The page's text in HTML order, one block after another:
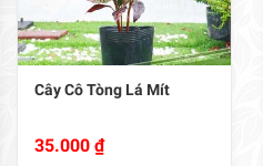
Cây Cô Tòng Lá Mít
35.000 ₫